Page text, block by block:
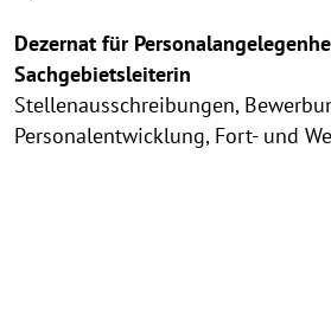
Dezernat für
Sachgebietsleiterin
Stellenausschreibungen,
Personalentwicklung, Fort- und